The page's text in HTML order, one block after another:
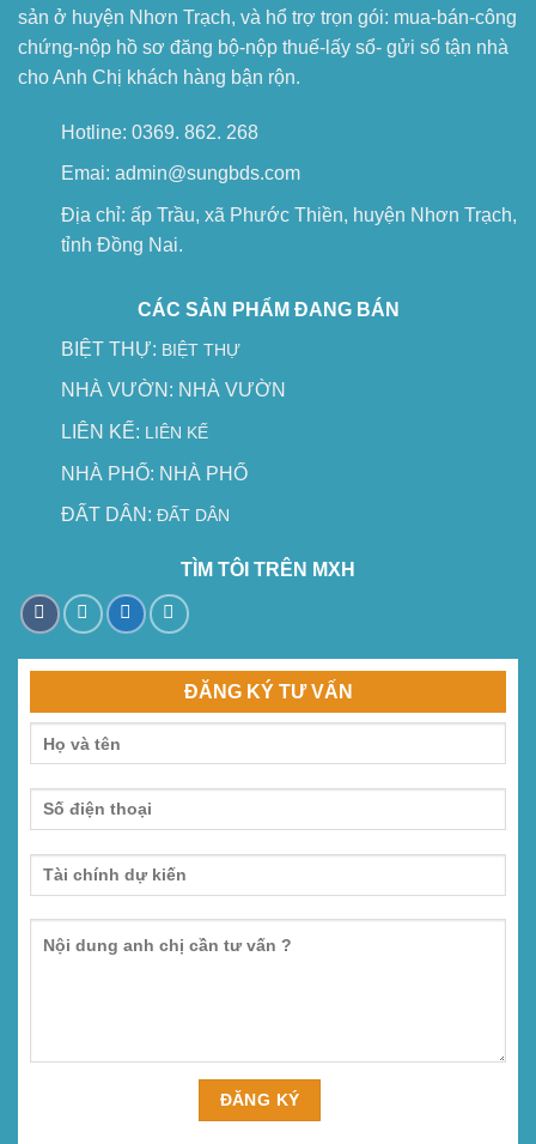
sản ở huyện Nhơn Trạch, và hổ trợ trọn gói: mua-bán-công
chứng-nộp hồ sơ đăng bộ-nộp thuế-lấy sổ- gửi sổ tận nhà
cho Anh Chị khách hàng bận rộn.
Hotline: 0369. 862. 268
Emai: admin@sungbds.com
Địa chỉ: ấp Trầu, xã Phước Thiền, huyện Nhơn Trạch,
tỉnh Đồng Nai.
CÁC SẢN PHẨM ĐANG BÁN
BIỆT THỰ: BIỆT THỰ
NHÀ VƯỜN: NHÀ VƯỜN
LIÊN KẾ: LIÊN KẾ
NHÀ PHỐ: NHÀ PHỐ
ĐẤT DÂN: ĐẤT DÂN
TÌM TÔI TRÊN MXH
ĐĂNG KÝ TƯ VẤN